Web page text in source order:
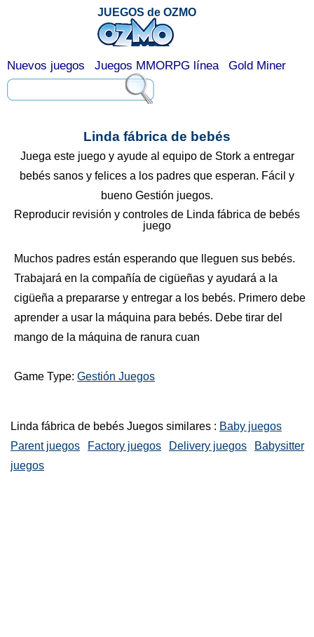
Linda fábrica de bebés
Juega este juego y ayude al equipo de Stork a entregar
bebés sanos y felices a los padres que esperan. Fácil y
bueno Gestión juegos.
Reproducir revisión y controles de Linda fábrica de bebés
juego
Muchos padres están esperando que lleguen sus bebés.
Trabajará en la compañía de cigüeñas y ayudará a la
cigüeña a prepararse y entregar a los bebés. Primero debe
aprender a usar la máquina para bebés. Debe tirar del
mango de la máquina de ranura cuan
Game Type: Gestión Juegos
Linda fábrica de bebés Juegos similares : Baby juegos
Parent juegos
Factory juegos Delivery juegos
Babysitter
juegos
JUEGOS de OZMO
Nuevos juegos Juegos MMORPG línea Gold Miner